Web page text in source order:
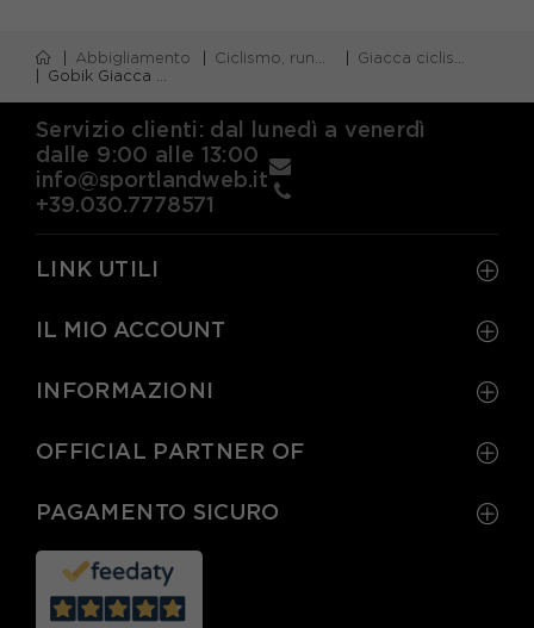
Abbigliamento Ciclismo, running e piscina
Giacca ciclismo
Gobik Giacca Ciclismo Superhyder 2.0 Chaotic Uomo
Servizio clienti: dal lunedì a venerdì
dalle 9:00 alle 13:00
info@sportlandweb.it
+39.030.7778571
LINK UTILI
IL MIO ACCOUNT
INFORMAZIONI
OFFICIAL PARTNER OF
PAGAMENTO SICURO